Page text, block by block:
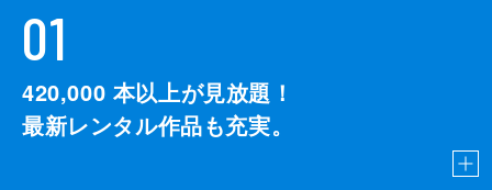
01
420,000 本以上が見放題！
最新レンタル作品も充実。